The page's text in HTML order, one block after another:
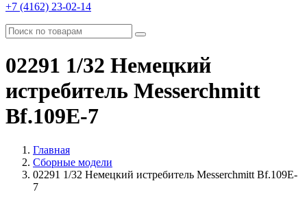
+7 (4162) 23-02-14
02291 1/32 Немецкий
истребитель Messerchmitt
Bf.109E-7
Главная
Сборные модели
02291 1/32 Немецкий истребитель Messerchmitt Bf.109E-
7